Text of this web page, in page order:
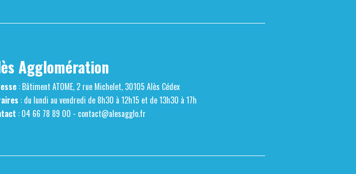
Agglomération
: Bâtiment ATOME, 2 rue Michelet, 30105 Alès Cédex
: du lundi au vendredi de 8h30 à 12h15 et de 13h30 à 17h
: 04 66 78 89 00 - contact@alesagglo.fr